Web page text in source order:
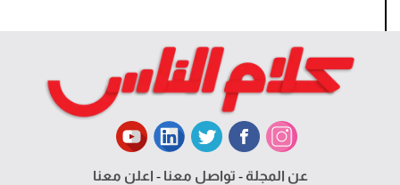
عن المجلة - تواصل معنا - اعلن معنا